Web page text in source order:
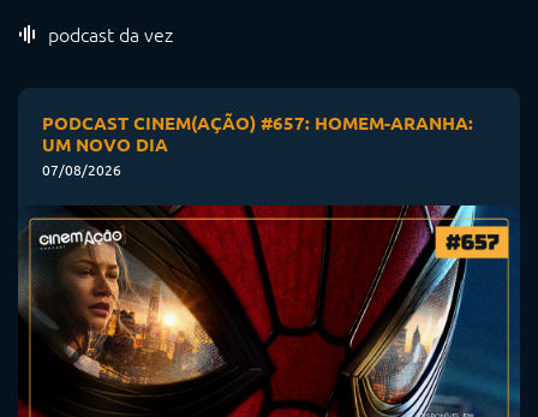
podcast da vez
PODCAST CINEM(AÇÃO) #657: HOMEM-ARANHA:
UM NOVO DIA
07/08/2026